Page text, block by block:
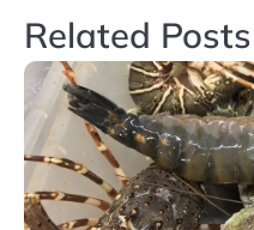
导
航
Related Posts